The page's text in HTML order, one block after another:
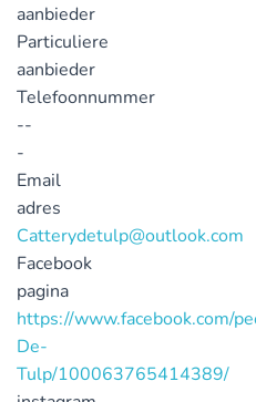
aanbieder
Particuliere
aanbieder
Telefoonnummer
--
-
Email
adres
Catterydetulp@outlook.com
Facebook
pagina
https://www.facebook.com/
De-
Tulp/100063765414389/